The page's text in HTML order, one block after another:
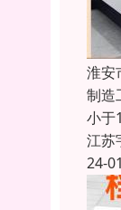
淮安
制造
小于
江苏
24-